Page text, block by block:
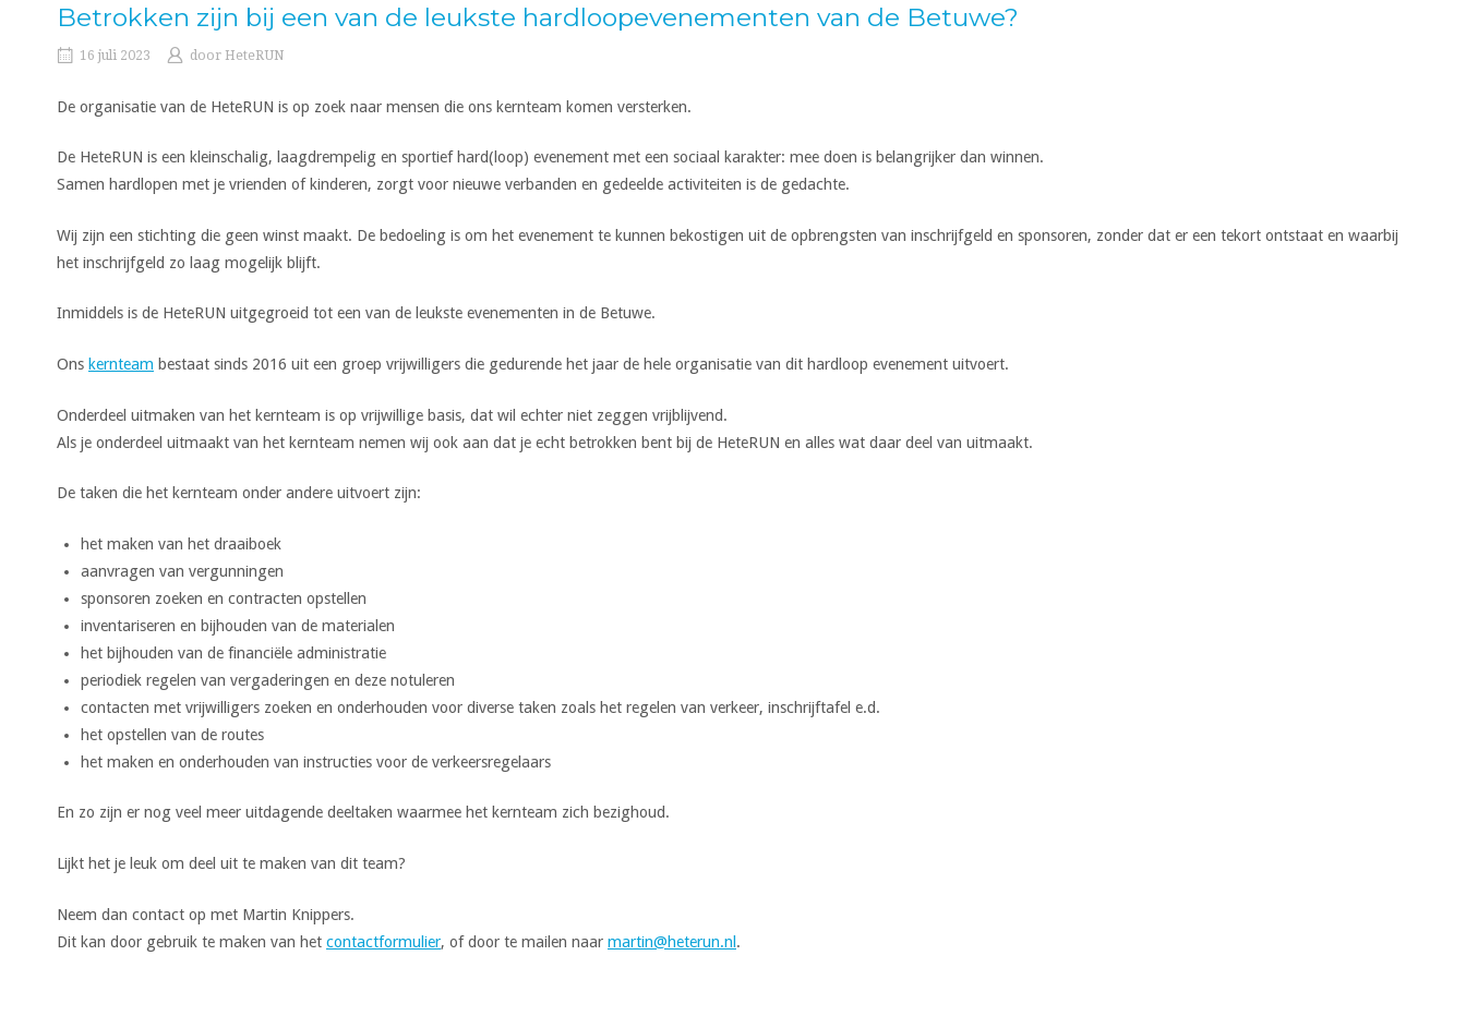
Betrokken zijn bij een van de leukste hardloopevenementen van de Betuwe?
16 juli 2023 door HeteRUN
De organisatie van de HeteRUN is op zoek naar mensen die ons kernteam komen versterken.
De HeteRUN is een kleinschalig, laagdrempelig en sportief hard(loop) evenement met een sociaal karakter: mee doen is belangrijker dan winnen.
Samen hardlopen met je vrienden of kinderen, zorgt voor nieuwe verbanden en gedeelde activiteiten is de gedachte.
Wij zijn een stichting die geen winst maakt. De bedoeling is om het evenement te kunnen bekostigen uit de opbrengsten van inschrijfgeld en sponsoren, zonder dat er een tekort ontstaat en waarbij
het inschrijfgeld zo laag mogelijk blijft.
Inmiddels is de HeteRUN uitgegroeid tot een van de leukste evenementen in de Betuwe.
Ons kernteam bestaat sinds 2016 uit een groep vrijwilligers die gedurende het jaar de hele organisatie van dit hardloop evenement uitvoert.
Onderdeel uitmaken van het kernteam is op vrijwillige basis, dat wil echter niet zeggen vrijblijvend.
Als je onderdeel uitmaakt van het kernteam nemen wij ook aan dat je echt betrokken bent bij de HeteRUN en alles wat daar deel van uitmaakt.
De taken die het kernteam onder andere uitvoert zijn:
het maken van het draaiboek
aanvragen van vergunningen
sponsoren zoeken en contracten opstellen
inventariseren en bijhouden van de materialen
het bijhouden van de financiële administratie
periodiek regelen van vergaderingen en deze notuleren
contacten met vrijwilligers zoeken en onderhouden voor diverse taken zoals het regelen van verkeer, inschrijftafel e.d.
het opstellen van de routes
het maken en onderhouden van instructies voor de verkeersregelaars
En zo zijn er nog veel meer uitdagende deeltaken waarmee het kernteam zich bezighoud.
Lijkt het je leuk om deel uit te maken van dit team?
Neem dan contact op met Martin Knippers.
Dit kan door gebruik te maken van het contactformulier, of door te mailen naar martin@heterun.nl.